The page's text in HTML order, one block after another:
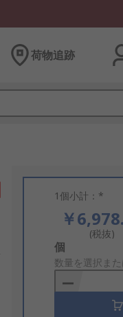
荷物追跡
1個小計：*
￥
(税抜)
Add
to
Basket
個
数量を選択ま